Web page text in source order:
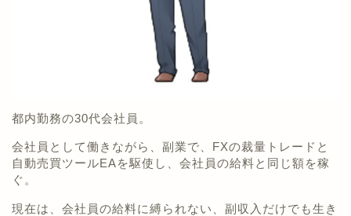
都内勤務の30代会社員。
会社員として働きながら、副業で、FXの裁量トレードと
自動売買ツールEAを駆使し、会社員の給料と同じ額を稼
ぐ。
現在は、会社員の給料に縛られない、副収入だけでも生き